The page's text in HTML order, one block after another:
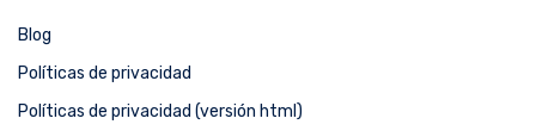
Blog
Políticas de privacidad
Políticas de privacidad (versión html)